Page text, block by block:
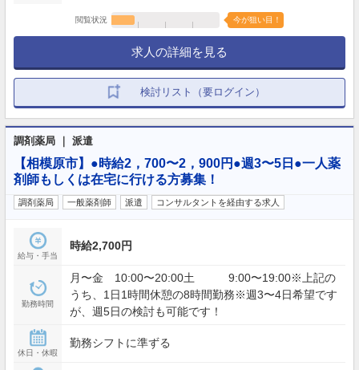
閲覧状況 今が狙い目！
求人の詳細を見る
検討リスト（要ログイン）
調剤薬局 ｜ 派遣
【相模原市】●時給2，700〜2，900円●週3〜5日●一人薬
剤師もしくは在宅に行ける方募集！
調剤薬局 一般薬剤師 派遣 コンサルタントを経由する求人
給与・手当
時給2,700円
勤務時間
月〜金 10:00〜20:00土 9:00〜19:00※上記の
うち、1日1時間休憩の8時間勤務※週3〜4日希望です
が、週5日の検討も可能です！
休日・休暇
勤務シフトに準ずる